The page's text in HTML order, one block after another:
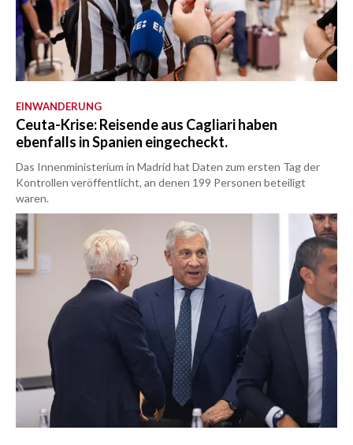
EINWANDERUNG
Ceuta-Krise: Reisende aus Cagliari haben
ebenfalls in Spanien eingecheckt.
Das Innenministerium in Madrid hat Daten zum ersten Tag der
Kontrollen veröffentlicht, an denen 199 Personen beteiligt
waren.